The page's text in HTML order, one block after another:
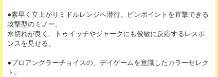
●素早く立上がりミドルレンジへ潜行。ピンポイントを直撃できる
攻撃型のミノー。
水切れが良く、トゥイッチやジャークにも俊敏に反応するレスポ
ンスを見せる。
●プロアングラーチョイスの、デイゲームを意識したカラーセレク
ト。